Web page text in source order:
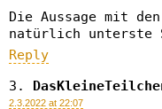
Die Aussage mit
natürlich unterste
Reply
2.3.2022 at 22:07